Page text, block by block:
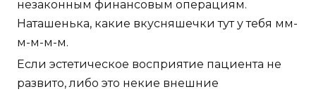
незаконным финансовым операциям.
Наташенька, какие вкусняшечки тут у тебя мм-
м-м-м-м.
Если эстетическое восприятие пациента не
развито, либо это некие внешние